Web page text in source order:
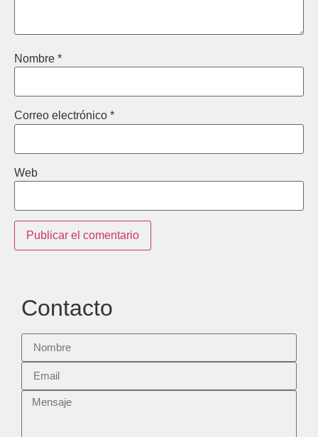
Nombre *
Correo electrónico *
Web
Contacto